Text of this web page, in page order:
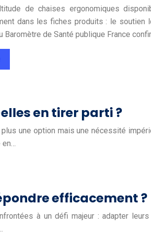
de chaises ergonomiques
dans les fiches produits : le soutien
Baromètre de Santé publique France
en tirer parti ?
une option mais une nécessité
en…
efficacement ?
à un défi majeur : adapter